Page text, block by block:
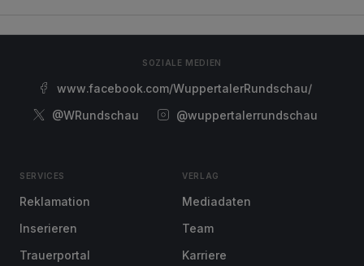
SOZIALE MEDIEN
www.facebook.com/WuppertalerRundschau/
@WRundschau
@wuppertalerrundschau
SERVICES
Reklamation
Inserieren
Trauerportal
VERLAG
Mediadaten
Team
Karriere